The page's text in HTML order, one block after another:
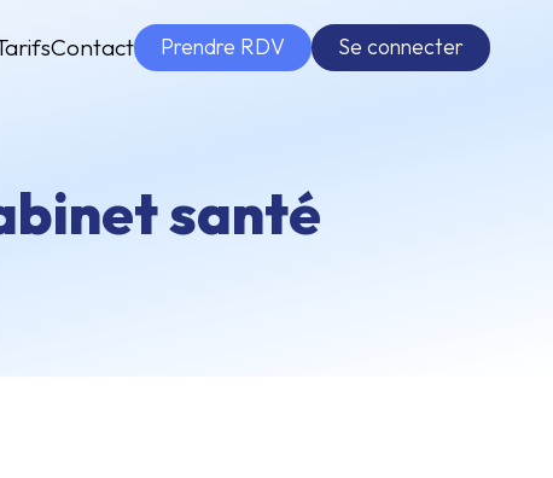
Contact Prendre RDV Se connecter
santé